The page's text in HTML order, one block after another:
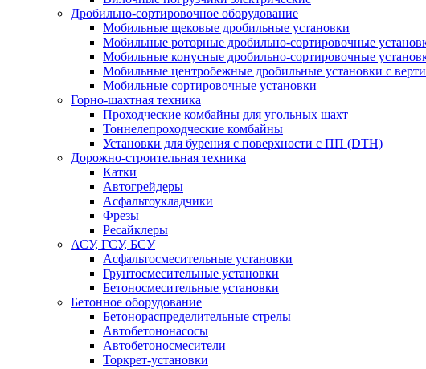
Дробильно-сортировочное оборудование
Мобильные щековые дробильные установки
Мобильные роторные дробильно-сортировочные
Мобильные конусные дробильно-сортировочные
Мобильные центробежные дробильные установки с
Мобильные сортировочные установки
Горно-шахтная техника
Проходческие комбайны для угольных шахт
Тоннелепроходческие комбайны
Установки для бурения с поверхности с ПП (DTH)
Дорожно-строительная техника
Катки
Автогрейдеры
Асфальтоукладчики
Фрезы
Ресайклеры
АСУ, ГСУ, БСУ
Асфальтосмесительные установки
Грунтосмесительные установки
Бетоносмесительные установки
Бетонное оборудование
Бетонораспределительные стрелы
Автобетононасосы
Автобетоносмесители
Торкрет-установки